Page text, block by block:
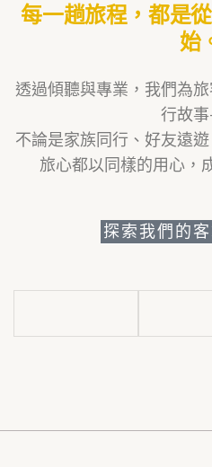
每一趟旅程，都是
始
透過傾聽與專業，我們為
行故
不論是家族同行、好友遠
旅心都以同樣的用心，
探索我們的